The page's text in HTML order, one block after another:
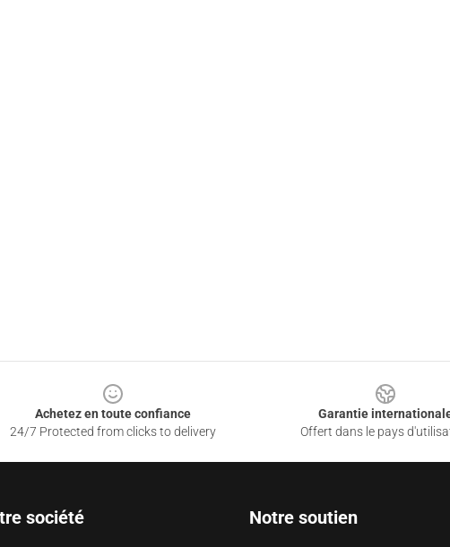
Achetez en toute confiance
24/7 Protected from clicks to delivery
Garantie
Offert dans le pays
société Notre soutien